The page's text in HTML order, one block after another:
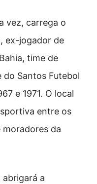
vez, carrega o
ex-jogador de
time de
do Santos Futebol
e 1971. O local
entre os
da
abrigará a